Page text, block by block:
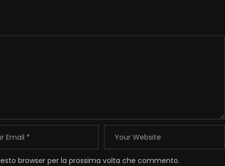
browser per la prossima volta che commento.